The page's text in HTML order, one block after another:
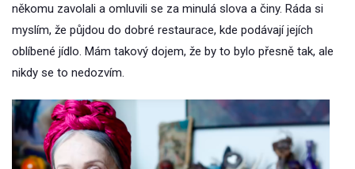
někomu zavolali a omluvili se za minulá slova a činy. Ráda si
myslím, že půjdou do dobré restaurace, kde podávají jejích
oblíbené jídlo. Mám takový dojem, že by to bylo přesně tak, ale
nikdy se to nedozvím.